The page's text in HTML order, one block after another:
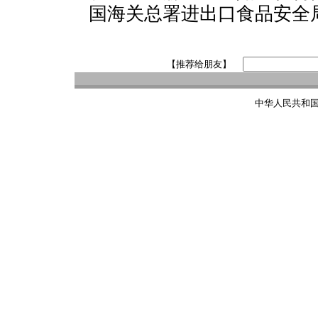
国海关总署进出口食品安
【推荐给朋友】
中华人民共和